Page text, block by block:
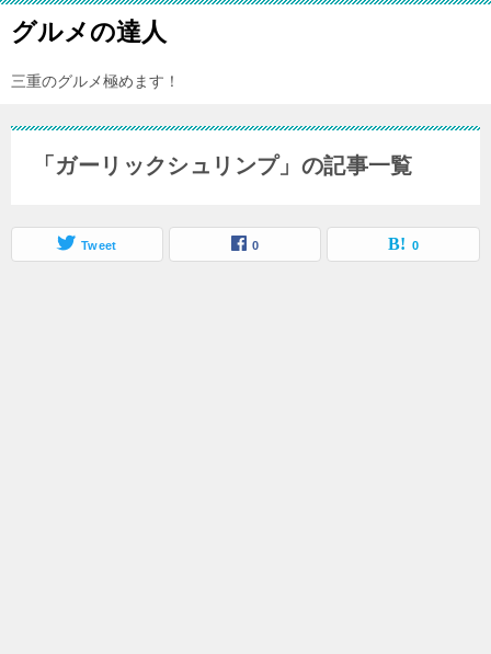
グルメの達人
三重のグルメ極めます！
「ガーリックシュリンプ」の記事一覧
Tweet 0 0